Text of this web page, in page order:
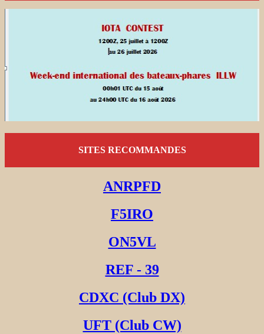
SITES RECOMMANDES
ANRPFD
F5IRO
ON5VL
REF - 39
CDXC (Club DX)
UFT (Club CW)